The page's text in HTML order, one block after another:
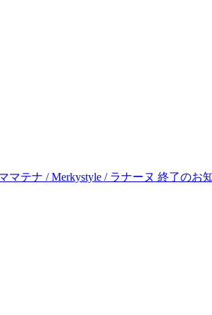
マテナ / Merkystyle / ラナーヌ 終了のお